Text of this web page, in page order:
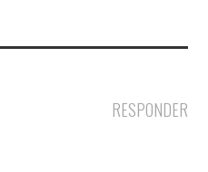
RESPONDER